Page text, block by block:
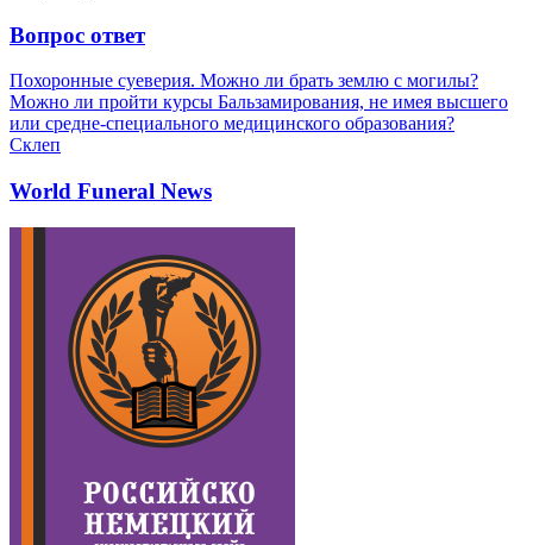
Вопрос ответ
Похоронные суеверия. Можно ли брать землю с могилы?
Можно ли пройти курсы Бальзамирования, не имея высшего
или средне-специального медицинского образования?
Склеп
World Funeral News